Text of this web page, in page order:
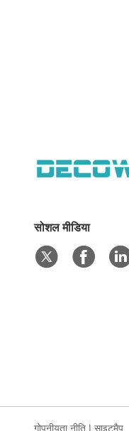
सोशल मीडिया
गोपनीयता नीति | साइटमैप